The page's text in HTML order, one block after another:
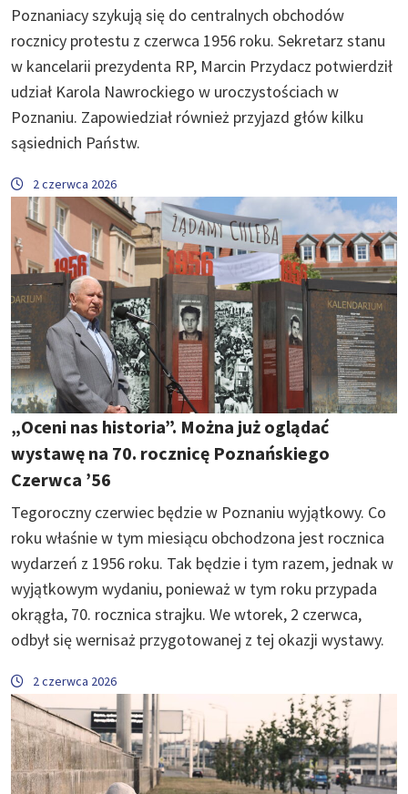
Poznaniacy szykują się do centralnych obchodów
rocznicy protestu z czerwca 1956 roku. Sekretarz stanu
w kancelarii prezydenta RP, Marcin Przydacz potwierdził
udział Karola Nawrockiego w uroczystościach w
Poznaniu. Zapowiedział również przyjazd głów kilku
sąsiednich Państw.
2 czerwca 2026
„Oceni nas historia”. Można już oglądać
wystawę na 70. rocznicę Poznańskiego
Czerwca ’56
Tegoroczny czerwiec będzie w Poznaniu wyjątkowy. Co
roku właśnie w tym miesiącu obchodzona jest rocznica
wydarzeń z 1956 roku. Tak będzie i tym razem, jednak w
wyjątkowym wydaniu, ponieważ w tym roku przypada
okrągła, 70. rocznica strajku. We wtorek, 2 czerwca,
odbył się wernisaż przygotowanej z tej okazji wystawy.
2 czerwca 2026